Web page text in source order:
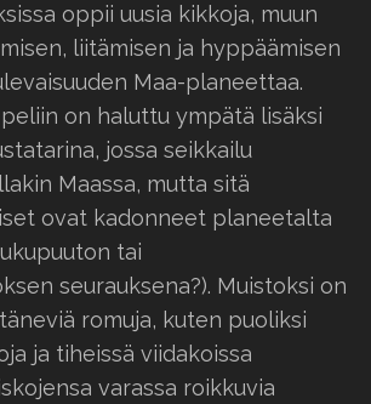
oppii uusia kikkoja, muun
liitämisen ja hyppäämisen
Maa-planeettaa.
on haluttu ympätä lisäksi
jossa seikkailu
Maassa, mutta sitä
ovat kadonneet planeetalta
tai
seurauksena?). Muistoksi on
romuja, kuten puoliksi
ja tiheissä viidakoissa
varassa roikkuvia